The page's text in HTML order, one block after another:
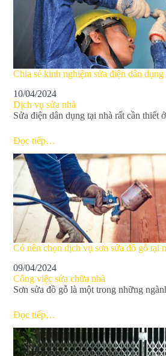
Chia sẻ kinh nghiệm sửa điện dân dụng
10/04/2024
Dịch vụ sửa nhà
Sửa điện dân dụng tại nhà rất cần
Đọc tiếp…
Có nên chọn dịch vụ sơn sửa đồ gỗ tại
09/04/2024
Công việc sửa chữa nhà
Sơn sửa đồ gỗ là một trong những
Đọc tiếp…